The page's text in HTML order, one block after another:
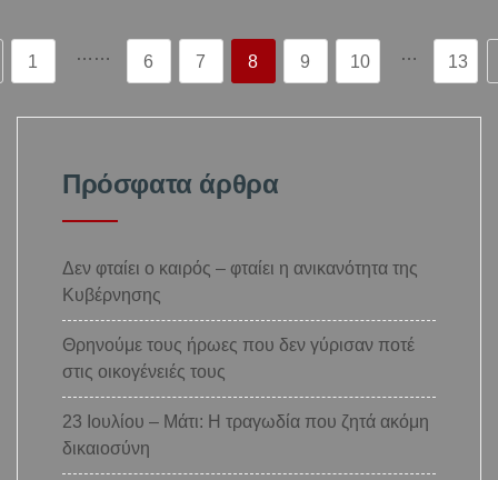
1 …… 6 7 8 9 10 … 13
Πρόσφατα άρθρα
Δεν φταίει ο καιρός – φταίει η ανικανότητα της
Κυβέρνησης
Θρηνούμε τους ήρωες που δεν γύρισαν ποτέ
στις οικογένειές τους
23 Ιουλίου – Μάτι: Η τραγωδία που ζητά ακόμη
δικαιοσύνη